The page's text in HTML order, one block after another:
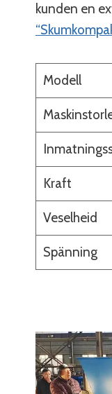
kunden en
Modell
Kraft
Veselheid
Spänning